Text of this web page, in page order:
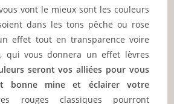
vont le mieux sont les couleurs
dans les tons pêche ou rose
effet tout en transparence voire
qui vous donnera un effet lèvres
seront vos alliées pour vous
bonne mine et éclairer votre
rouges classiques pourront